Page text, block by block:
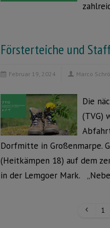
Försterteiche und
Februar 19, 2024 Marco
Die
(TVG)
Dorfmitte in Großenmarpe.
(Heitkämpen 18) auf dem
in der Lemgoer Mark.
1